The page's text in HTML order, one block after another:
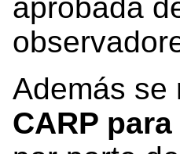
aprobada
Además se
CARP